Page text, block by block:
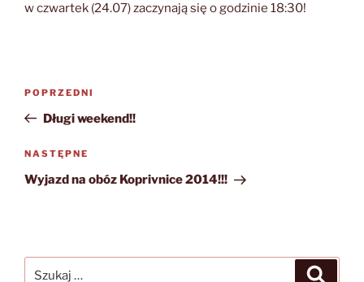
w czwartek (24.07) zaczynają się o godzinie 18:30!
Poprzedni
wpis
POPRZEDNI
Długi weekend!!
Następny
wpis
NASTĘPNE
Wyjazd na obóz Koprivnice 2014!!!